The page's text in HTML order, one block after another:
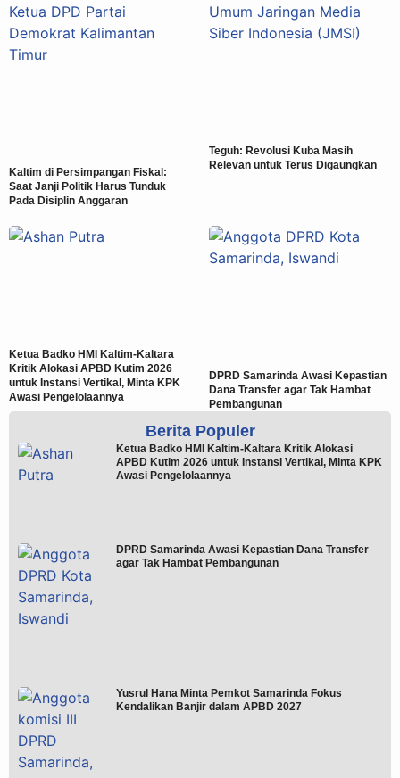
Kaltim di Persimpangan Fiskal:
Saat Janji Politik Harus Tunduk
Pada Disiplin Anggaran
Teguh: Revolusi Kuba Masih
Relevan untuk Terus Digaungkan
Ketua Badko HMI Kaltim-Kaltara
Kritik Alokasi APBD Kutim 2026
untuk Instansi Vertikal, Minta KPK
Awasi Pengelolaannya
DPRD Samarinda Awasi Kepastian
Dana Transfer agar Tak Hambat
Pembangunan
Berita Populer
Ketua Badko HMI Kaltim-Kaltara Kritik Alokasi
APBD Kutim 2026 untuk Instansi Vertikal, Minta KPK
Awasi Pengelolaannya
DPRD Samarinda Awasi Kepastian Dana Transfer
agar Tak Hambat Pembangunan
Yusrul Hana Minta Pemkot Samarinda Fokus
Kendalikan Banjir dalam APBD 2027